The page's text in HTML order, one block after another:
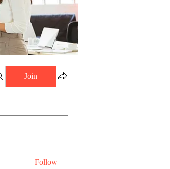
Join
Follow